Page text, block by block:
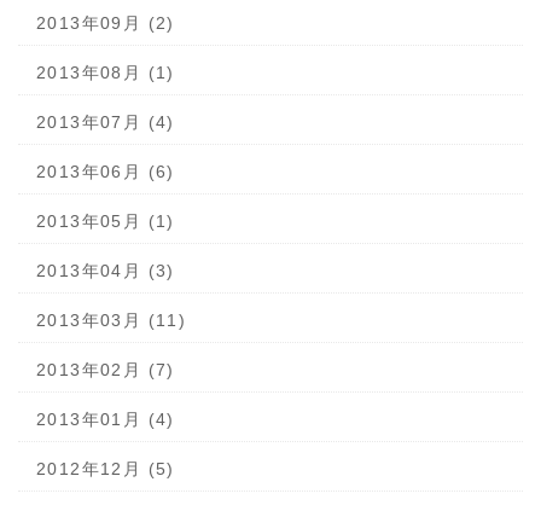
2013年09月 (2)
2013年08月 (1)
2013年07月 (4)
2013年06月 (6)
2013年05月 (1)
2013年04月 (3)
2013年03月 (11)
2013年02月 (7)
2013年01月 (4)
2012年12月 (5)